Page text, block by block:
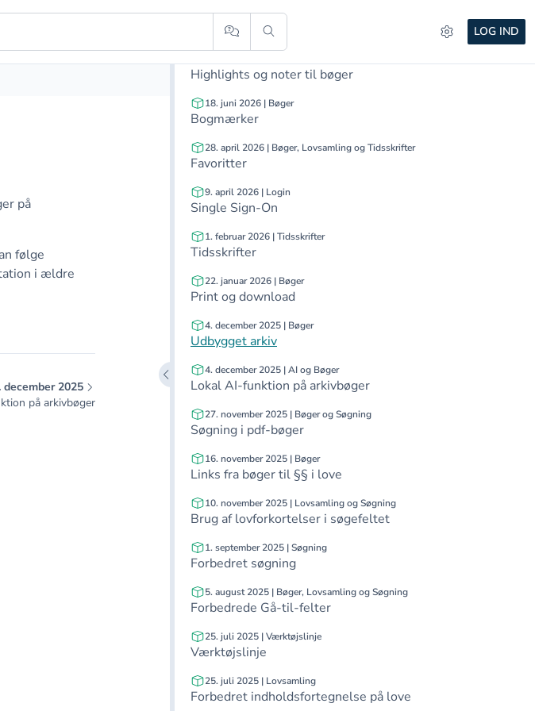
LOG IND
Åbn filteringsmuligheder
Historik
Highlights og noter til bøger
18. juni 2026 | Bøger
Bogmærker
28. april 2026 | Bøger, Lovsamling og Tidsskrifter
Favoritter
9. april 2026 | Login
Single Sign-On
1. februar 2026 | Tidsskrifter
Tidsskrifter
22. januar 2026 | Bøger
Print og download
4. december 2025 | Bøger
Udbygget arkiv
4. december 2025 | AI og Bøger
Lokal AI-funktion på arkivbøger
27. november 2025 | Bøger og Søgning
Søgning i pdf-bøger
16. november 2025 | Bøger
Links fra bøger til §§ i love
10. november 2025 | Lovsamling og Søgning
Brug af lovforkortelser i søgefeltet
1. september 2025 | Søgning
Forbedret søgning
5. august 2025 | Bøger, Lovsamling og Søgning
Forbedrede Gå-til-felter
25. juli 2025 | Værktøjslinje
Værktøjslinje
25. juli 2025 | Lovsamling
Forbedret indholdsfortegnelse på love
på
følge
i ældre
december 2025
på arkivbøger